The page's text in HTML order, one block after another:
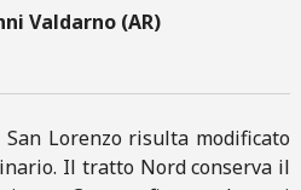
Valdarno (AR)
Lorenzo risulta modificato
Il tratto Nord conserva il